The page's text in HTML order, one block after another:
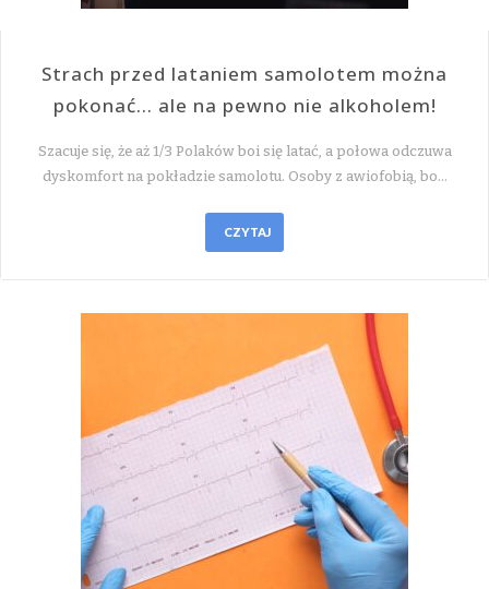
Strach przed lataniem samolotem można
pokonać… ale na pewno nie alkoholem!
Szacuje się, że aż 1/3 Polaków boi się latać, a połowa odczuwa
dyskomfort na pokładzie samolotu. Osoby z awiofobią, bo…
CZYTAJ